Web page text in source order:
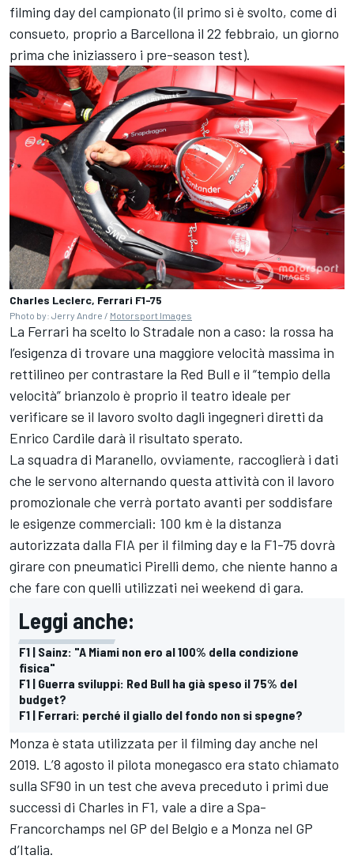
filming day del campionato (il primo si è svolto, come di
consueto, proprio a Barcellona il 22 febbraio, un giorno
prima che iniziassero i pre-season test).
Charles Leclerc, Ferrari F1-75
Photo by: Jerry Andre / Motorsport Images
La Ferrari ha scelto lo Stradale non a caso: la rossa ha
l’esigenza di trovare una maggiore velocità massima in
rettilineo per contrastare la Red Bull e il “tempio della
velocità” brianzolo è proprio il teatro ideale per
verificare se il lavoro svolto dagli ingegneri diretti da
Enrico Cardile darà il risultato sperato.
La squadra di Maranello, ovviamente, raccoglierà i dati
che le servono alternando questa attività con il lavoro
promozionale che verrà portato avanti per soddisfare
le esigenze commerciali: 100 km è la distanza
autorizzata dalla FIA per il filming day e la F1-75 dovrà
girare con pneumatici Pirelli demo, che niente hanno a
che fare con quelli utilizzati nei weekend di gara.
Leggi anche:
F1 | Sainz: "A Miami non ero al 100% della condizione
fisica"
F1 | Guerra sviluppi: Red Bull ha già speso il 75% del
budget?
F1 | Ferrari: perché il giallo del fondo non si spegne?
Monza è stata utilizzata per il filming day anche nel
2019. L’8 agosto il pilota monegasco era stato chiamato
sulla SF90 in un test che aveva preceduto i primi due
successi di Charles in F1, vale a dire a Spa-
Francorchamps nel GP del Belgio e a Monza nel GP
d’Italia.